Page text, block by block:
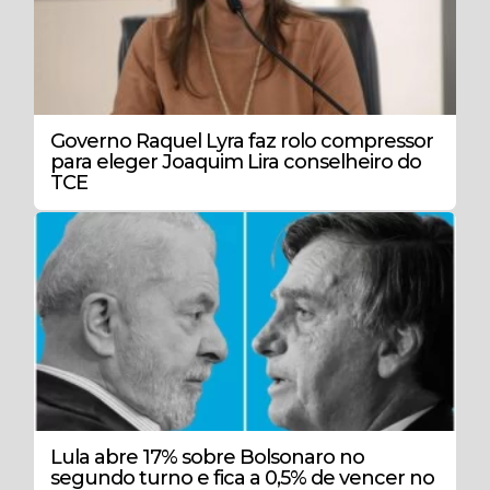
Governo Raquel Lyra faz rolo compressor
para eleger Joaquim Lira conselheiro do
TCE
Lula abre 17% sobre Bolsonaro no
segundo turno e fica a 0,5% de vencer no